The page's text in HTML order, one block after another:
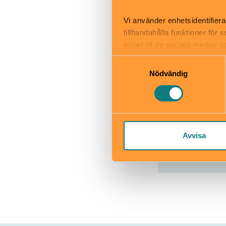
Vi använder
tillhandahålla funktioner för
enhet till de sociala medier
informationen med annan
Nödvändig
Avvisa
Sergels